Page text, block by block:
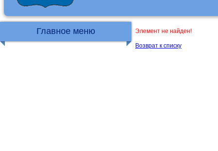
Элемент не найден!
Возврат к списку
Главное меню